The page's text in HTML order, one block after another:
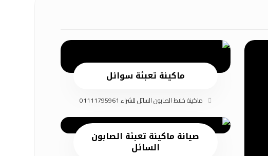
ماكينة تعبئة سوائل
ماكينة خلاط الصابون السائل للشراء 01111795961
صيانة ماكينة تعبئة الصابون
السائل